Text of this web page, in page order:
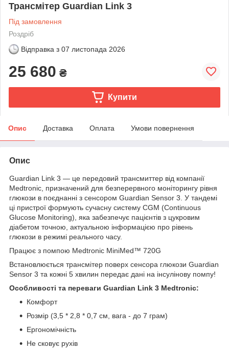
Трансмітер Guardian Link 3
Під замовлення
Роздріб
Відправка з 07 листопада 2026
25 680 ₴
Купити
Опис Доставка Оплата Умови повернення
Опис
Guardian Link 3 — це передовий трансмиттер від компанії
Medtronic, призначений для безперервного моніторингу рівня
глюкози в поєднанні з сенсором Guardian Sensor 3. У тандемі
ці пристрої формують сучасну систему CGM (Continuous
Glucose Monitoring), яка забезпечує пацієнтів з цукровим
діабетом точною, актуальною інформацією про рівень
глюкози в режимі реального часу.
Працює з помпою Medtronic MiniMed™ 720G
Встановлюється трансмітер поверх сенсора глюкози Guardian
Sensor 3 та кожні 5 хвилин передає дані на інсулінову помпу!
Особливості та переваги Guardian Link 3 Medtronic:
Комфорт
Розмір (3,5 * 2,8 * 0,7 см, вага - до 7 грам)
Ергономічність
Не сковує рухів